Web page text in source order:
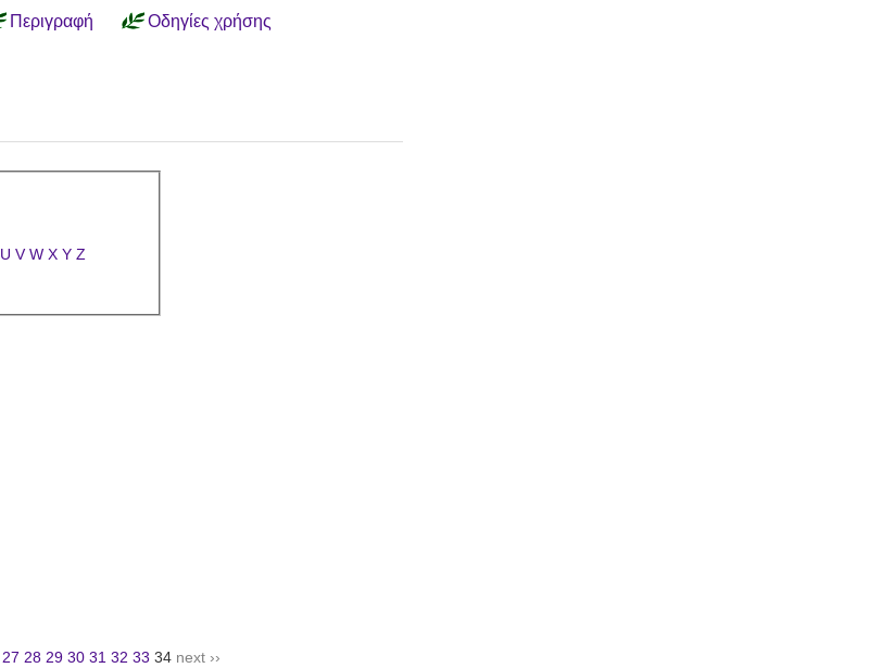
Περιγραφή Οδηγίες χρήσης
U V W X Y Z
27 28 29 30 31 32 33 34 next ››